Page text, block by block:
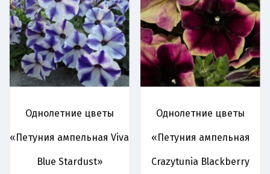
Однолетние цветы
«Петуния ампельная Viva
Blue Stardust»
Однолетние цветы
«Петуния ампельная
Crazytunia Blackberry